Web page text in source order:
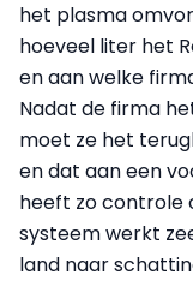
het plasma
hoeveel liter het
en aan welke
Nadat de firma
moet ze het
en dat aan een
heeft zo controle
systeem werkt
land naar